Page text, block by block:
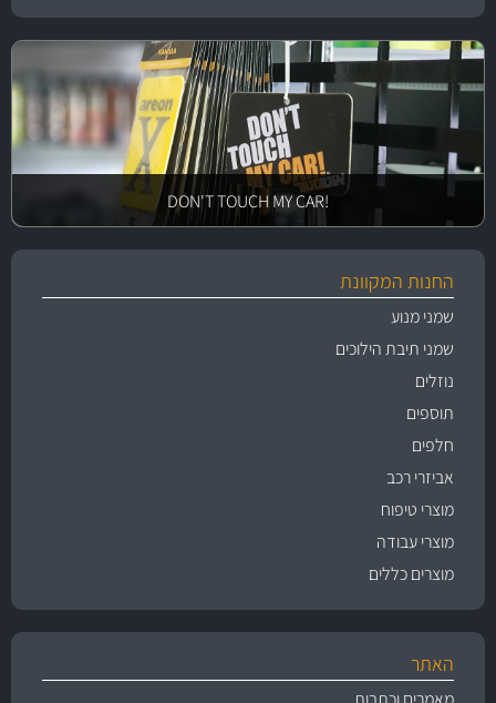
!DON'T TOUCH MY CAR
החנות המקוונת
שמני מנוע
שמני תיבת הילוכים
נוזלים
תוספים
חלפים
אביזרי רכב
מוצרי טיפוח
מוצרי עבודה
מוצרים כללים
האתר